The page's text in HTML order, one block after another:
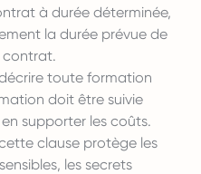
à durée déterminée,
la durée prévue de
contrat.
toute formation
doit être suivie
supporter les coûts.
clause protège les
les secrets